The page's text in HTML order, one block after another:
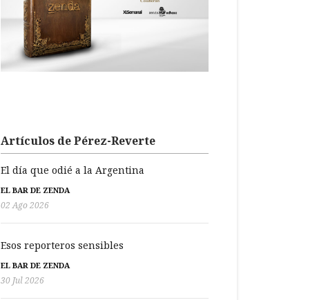
Artículos de Pérez-Reverte
El día que odié a la Argentina
EL BAR DE ZENDA
02 Ago 2026
Esos reporteros sensibles
EL BAR DE ZENDA
30 Jul 2026